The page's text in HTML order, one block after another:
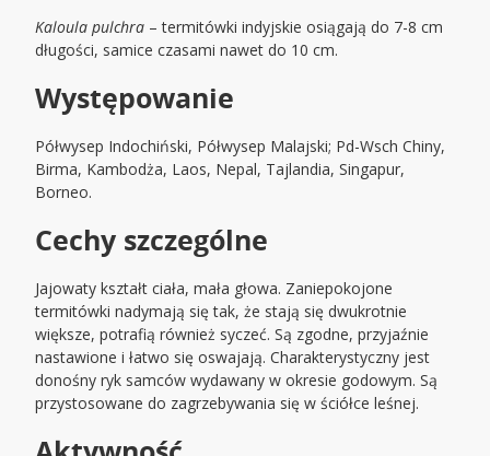
Kaloula pulchra – termitówki indyjskie osiągają do 7-8 cm
długości, samice czasami nawet do 10 cm.
Występowanie
Półwysep Indochiński, Półwysep Malajski; Pd-Wsch Chiny,
Birma, Kambodża, Laos, Nepal, Tajlandia, Singapur,
Borneo.
Cechy szczególne
Jajowaty kształt ciała, mała głowa. Zaniepokojone
termitówki nadymają się tak, że stają się dwukrotnie
większe, potrafią również syczeć. Są zgodne, przyjaźnie
nastawione i łatwo się oswajają. Charakterystyczny jest
donośny ryk samców wydawany w okresie godowym. Są
przystosowane do zagrzebywania się w ściółce leśnej.